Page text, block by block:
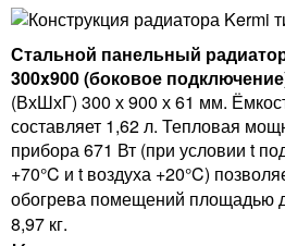
Стальной панельный
300x900 (боковое
(ВхШхГ) 300 х 900 х 61 мм.
составляет 1,62 л. Тепловая
прибора 671 Вт (при условии t
+70°C и t воздуха +20°C)
обогрева помещений площадью
8,97 кг.